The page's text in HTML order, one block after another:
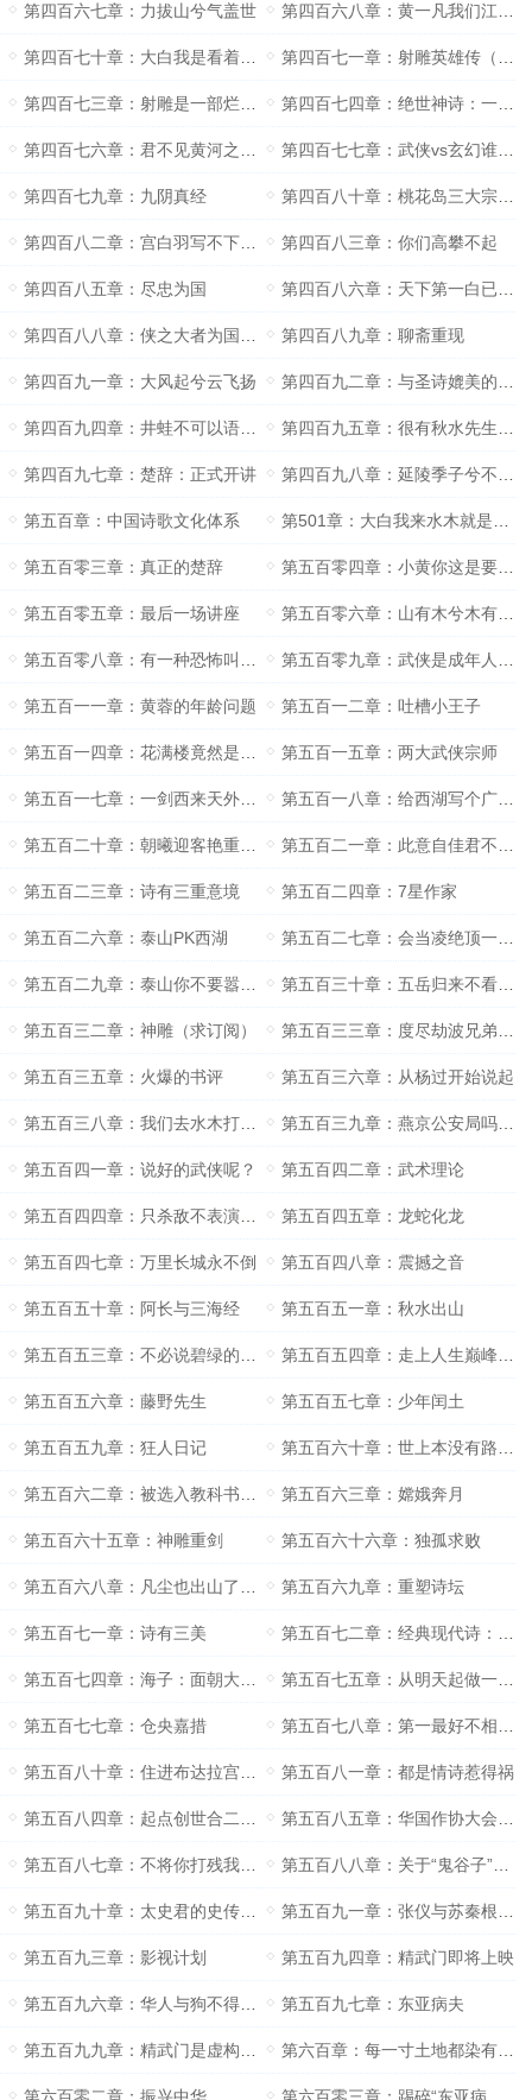
第四百六七章：力拔山兮气盖世 第四百六八章：黄一凡我们江湖上见
第四百七十章：大白我是看着你的书长大的 第四百七一章：射雕英雄传（第三更）
第四百七三章：射雕是一部烂书？ 第四百七四章：绝世神诗：一片两片三四片
第四百七六章：君不见黄河之水天上来 第四百七七章：武侠vs玄幻谁更牛叉？
第四百七九章：九阴真经 第四百八十章：桃花岛三大宗师PK
第四百八二章：宫白羽写不下去了 第四百八三章：你们高攀不起
第四百八五章：尽忠为国 第四百八六章：天下第一白已经是一位大师了
第四百八八章：侠之大者为国为民 第四百八九章：聊斋重现
第四百九一章：大风起兮云飞扬 第四百九二章：与圣诗媲美的诗体
第四百九四章：井蛙不可以语海夏虫不可以语冰 第四百九五章：很有秋水先生的风格
第四百九七章：楚辞：正式开讲 第四百九八章：延陵季子兮不忘故脱千金之剑带丘墓
第五百章：中国诗歌文化体系 第501章：大白我来水木就是为了喊你赶紧更新
第五百零三章：真正的楚辞 第五百零四章：小黄你这是要暴走的节奏呀
第五百零五章：最后一场讲座 第五百零六章：山有木兮木有枝心悦君兮君不知
第五百零八章：有一种恐怖叫作聊斋 第五百零九章：武侠是成年人的童话
第五百一一章：黄蓉的年龄问题 第五百一二章：吐槽小王子
第五百一四章：花满楼竟然是一个瞎子 第五百一五章：两大武侠宗师
第五百一七章：一剑西来天外飞仙 第五百一八章：给西湖写个广告词
第五百二十章：朝曦迎客艳重冈晚雨留人入醉乡 第五百二一章：此意自佳君不会一杯当属水仙王
第五百二三章：诗有三重意境 第五百二四章：7星作家
第五百二六章：泰山PK西湖 第五百二七章：会当凌绝顶一览众山小
第五百二九章：泰山你不要嚣张黄山表示不服 第五百三十章：五岳归来不看山黄山归来不看岳
第五百三二章：神雕（求订阅） 第五百三三章：度尽劫波兄弟在相逢一笑泯恩仇
第五百三五章：火爆的书评 第五百三六章：从杨过开始说起
第五百三八章：我们去水木打断黄一凡的狗腿 第五百三九章：燕京公安局吗这里有人游行示威
第五百四一章：说好的武侠呢？ 第五百四二章：武术理论
第五百四四章：只杀敌不表演的武术就叫国术 第五百四五章：龙蛇化龙
第五百四七章：万里长城永不倒 第五百四八章：震撼之音
第五百五十章：阿长与三海经 第五百五一章：秋水出山
第五百五三章：不必说碧绿的菜畦光滑的石井栏高大的皂荚树 第五百五四章：走上人生巅峰从读《百草原》开始
第五百五六章：藤野先生 第五百五七章：少年闰土
第五百五九章：狂人日记 第五百六十章：世上本没有路走的人多了也便成了路
第五百六二章：被选入教科书有没有版税？ 第五百六三章：嫦娥奔月
第五百六十五章：神雕重剑 第五百六十六章：独孤求败
第五百六八章：凡尘也出山了（求月票） 第五百六九章：重塑诗坛
第五百七一章：诗有三美 第五百七二章：经典现代诗：雨巷
第五百七四章：海子：面朝大海春暖花开 第五百七五章：从明天起做一个幸福的人
第五百七七章：仓央嘉措 第五百七八章：第一最好不相见如此便可不相恋
第五百八十章：住进布达拉宫我是雪域最大的王 第五百八一章：都是情诗惹得祸
第五百八四章：起点创世合二为一 第五百八五章：华国作协大会开幕
第五百八七章：不将你打残我就不叫黄一凡 第五百八八章：关于“鬼谷子”的问题（求订阅）
第五百九十章：太史君的史传也是错的 第五百九一章：张仪与苏秦根本不在同一个年代
第五百九三章：影视计划 第五百九四章：精武门即将上映
第五百九六章：华人与狗不得入内 第五百九七章：东亚病夫
第五百九九章：精武门是虚构历史？ 第六百章：每一寸土地都染有我们中国人的血